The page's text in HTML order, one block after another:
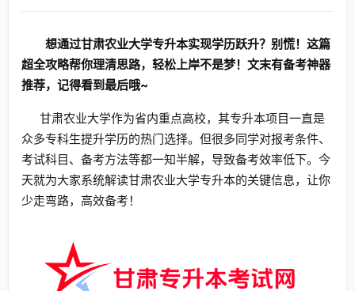
想通过甘肃农业大学专升本实现学历跃升？别慌！这篇
超全攻略帮你理清思路，轻松上岸不是梦！文末有备考神器
推荐，记得看到最后哦~
甘肃农业大学作为省内重点高校，其专升本项目一直是
众多专科生提升学历的热门选择。但很多同学对报考条件、
考试科目、备考方法等都一知半解，导致备考效率低下。今
天就为大家系统解读甘肃农业大学专升本的关键信息，让你
少走弯路，高效备考！